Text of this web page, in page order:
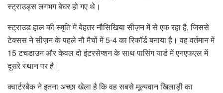
स्ट्राउड्स लगभग बेघर हो गए थे।
स्ट्राउड हाल की स्मृति में बेहतर नौसिखिया सीज़न में से एक रहा है, जिससे
टेक्सस ने सीज़न के पहले नौ मैचों में 5-4 का रिकॉर्ड बनाया है। वह वर्तमान में
15 टचडाउन और केवल दो इंटरसेप्शन के साथ पासिंग यार्ड में एनएफएल में
दूसरे स्थान पर है।
क्वार्टरबैक ने इतना अच्छा खेला है कि वह सबसे मूल्यवान खिलाड़ी का